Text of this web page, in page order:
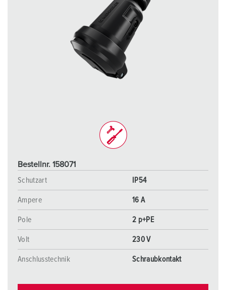
Bestellnr. 158071
Schutzart
IP54
Ampere 16 A
Pole 2 p+PE
Volt 230 V
Anschlusstechnik Schraubkontakt